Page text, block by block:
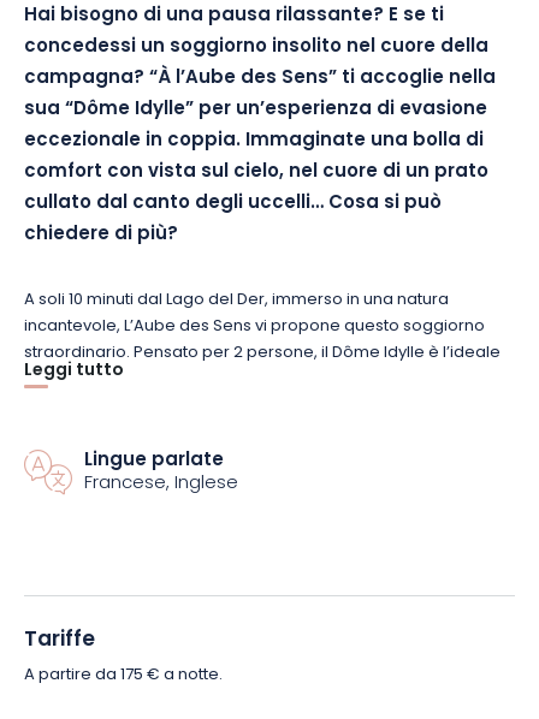
Hai bisogno di una pausa rilassante? E se ti
concedessi un soggiorno insolito nel cuore della
campagna? “À l’Aube des Sens” ti accoglie nella
sua “Dôme Idylle” per un’esperienza di evasione
eccezionale in coppia. Immaginate una bolla di
comfort con vista sul cielo, nel cuore di un prato
cullato dal canto degli uccelli… Cosa si può
chiedere di più?
A soli 10 minuti dal Lago del Der, immerso in una natura
incantevole, L’Aube des Sens vi propone questo soggiorno
straordinario. Pensato per 2 persone, il Dôme Idylle è l’ideale
per staccare la spina dalla routine quotidiana e ritrovarsi in
cielo e sul prato farà da televisore.
un lavandino, un WC, una doccia e una zona pranzo.
All’esterno avrete a disposizione anche una terrazza privata,
ideale per rilassarvi. Gustate la vostra colazione a stretto
contatto con la natura, oppure ritrovatevi per una cena sotto
Leggi tutto
Lingue parlate
Francese, Inglese
Tariffe
A partire da 175 € a notte.